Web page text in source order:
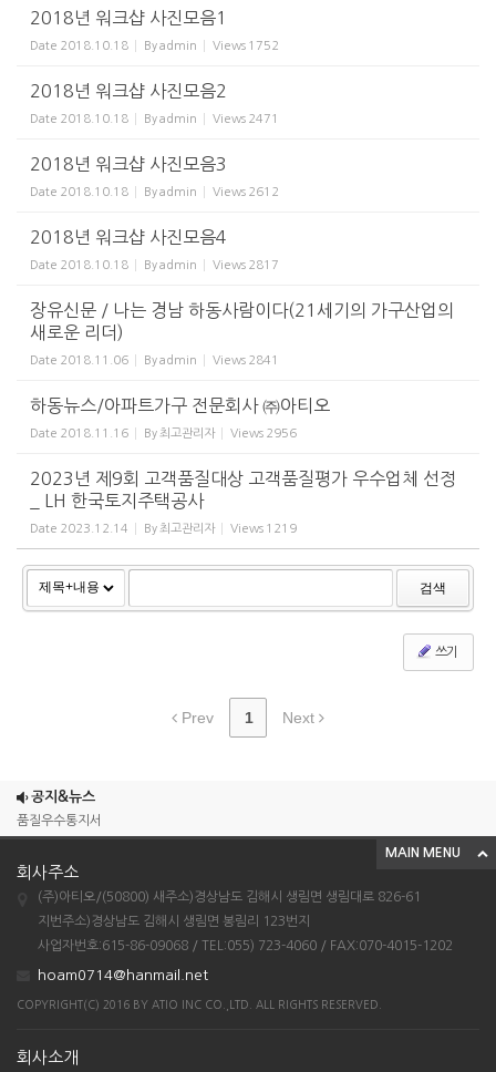
2018년 워크샵 사진모음1
Date 2018.10.18 Byadmin Views 1752
2018년 워크샵 사진모음2
Date 2018.10.18 Byadmin Views 2471
2018년 워크샵 사진모음3
Date 2018.10.18 Byadmin Views 2612
2018년 워크샵 사진모음4
Date 2018.10.18 Byadmin Views 2817
장유신문 / 나는 경남 하동사람이다(21세기의 가구산업의
새로운 리더)
Date 2018.11.06 Byadmin Views 2841
하동뉴스/아파트가구 전문회사 ㈜아티오
Date 2018.11.16 By최고관리자 Views 2956
2023년 제9회 고객품질대상 고객품질평가 우수업체 선정
_ LH 한국토지주택공사
Date 2023.12.14 By최고관리자 Views 1219
검색
쓰기
Prev 1 Next
공지&뉴스
우수단체표준제품확인서 (공동주택용 반침장)
품질우수통지서
우수단체표준제품확인서 (공동주택용 현관장)
우수단체표준제품확인서 (공동주택용 반침장)
단체표준인증서 (공동주택용 현관장)
MAIN MENU
회사주소
(주)아티오/(50800) 새주소)경상남도 김해시 생림면 생림대로 826-61
지번주소)경상남도 김해시 생림면 봉림리 123번지
사업자번호:615-86-09068 / TEL:055) 723-4060 / FAX:070-4015-1202
hoam0714@hanmail.net
COPYRIGHT(C) 2016 BY ATIO INC CO.,LTD. ALL RIGHTS RESERVED.
회사소개